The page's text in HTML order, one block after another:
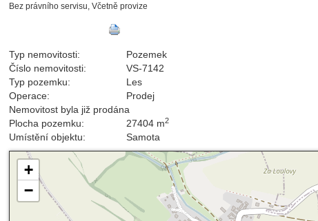
Bez právního servisu, Včetně provize
Typ nemovitosti:
Pozemek
Číslo nemovitosti:
VS-7142
Typ pozemku:
Les
Operace:
Prodej
Nemovitost byla již prodána
Plocha pozemku:
27404 m2
Umístění objektu: Samota
+
−